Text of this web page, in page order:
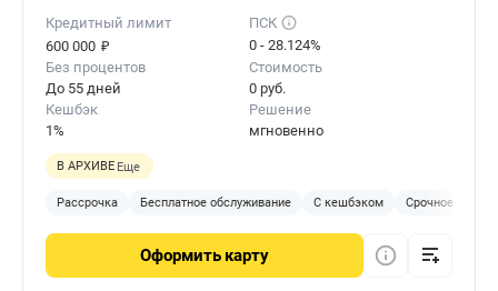
Кредитный лимит
600 000 ₽
ПСК
0 - 28.124%
Без процентов
До 55 дней
Стоимость
0 руб.
Кешбэк
1%
Решение
мгновенно
В АРХИВЕ Еще
Рассрочка Бесплатное обслуживание С кешбэком Срочное
Оформить карту